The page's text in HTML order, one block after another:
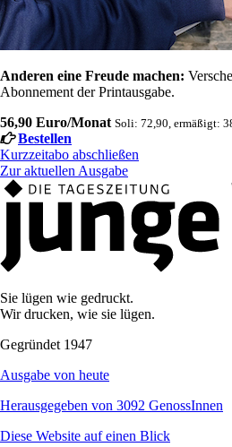
Anderen eine Freude machen:
Abonnement der Printausgabe.
56,90 Euro/Monat Soli: 72,90, ermäßigt:
Bestellen
Kurzzeitabo abschließen
Zur aktuellen Ausgabe
Sie lügen wie gedruckt.
Wir drucken, wie sie lügen.
Gegründet 1947
Ausgabe von heute
Herausgegeben von 3092 GenossInnen
Diese Website auf einen Blick